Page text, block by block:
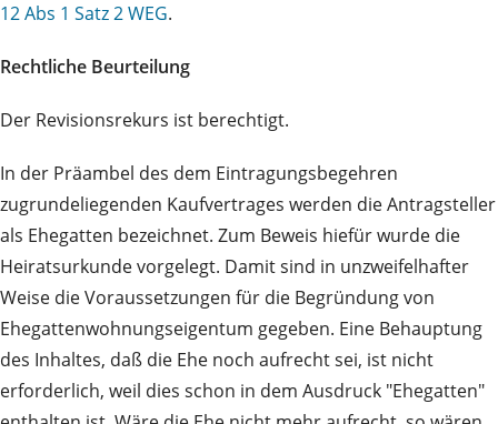
12 Abs 1 Satz 2 WEG.
Rechtliche Beurteilung
Der Revisionsrekurs ist berechtigt.
In der Präambel des dem Eintragungsbegehren
zugrundeliegenden Kaufvertrages werden die Antragsteller
als Ehegatten bezeichnet. Zum Beweis hiefür wurde die
Heiratsurkunde vorgelegt. Damit sind in unzweifelhafter
Weise die Voraussetzungen für die Begründung von
Ehegattenwohnungseigentum gegeben. Eine Behauptung
des Inhaltes, daß die Ehe noch aufrecht sei, ist nicht
erforderlich, weil dies schon in dem Ausdruck "Ehegatten"